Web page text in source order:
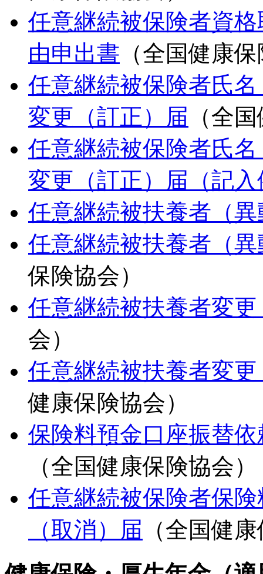
任意継続被保険者資
由申出書 （全国健康
任意継続被保険者氏
変更（訂正）届 （全
任意継続被保険者氏
変更（訂正）届（記入
任意継続被扶養者（
任意継続被扶養者（
保険協会）
任意継続被扶養者変
会）
任意継続被扶養者変
健康保険協会）
保険料預金口座振替
（全国健康保険協会）
任意継続被保険者保
（取消）届 （全国健